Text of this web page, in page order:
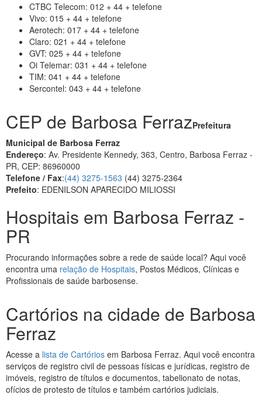
CTBC Telecom: 012 + 44 + telefone
Vivo: 015 + 44 + telefone
Aerotech: 017 + 44 + telefone
Claro: 021 + 44 + telefone
GVT: 025 + 44 + telefone
Oi Telemar: 031 + 44 + telefone
TIM: 041 + 44 + telefone
Sercontel: 043 + 44 + telefone
CEP de Barbosa FerrazPrefeitura
Municipal de Barbosa Ferraz
Endereço: Av. Presidente Kennedy, 363, Centro, Barbosa Ferraz -
PR, CEP: 86960000
Telefone / Fax:(44) 3275-1563 (44) 3275-2364
Prefeito: EDENILSON APARECIDO MILIOSSI
Hospitais em Barbosa Ferraz -
PR
Procurando informações sobre a rede de saúde local? Aqui você
encontra uma relação de Hospitais, Postos Médicos, Clínicas e
Profissionais de saúde barbosense.
Cartórios na cidade de Barbosa
Ferraz
Acesse a lista de Cartórios em Barbosa Ferraz. Aqui você encontra
serviços de registro civil de pessoas físicas e jurídicas, registro de
imóveis, registro de títulos e documentos, tabelionato de notas,
ofícios de protesto de títulos e também cartórios judiciais.